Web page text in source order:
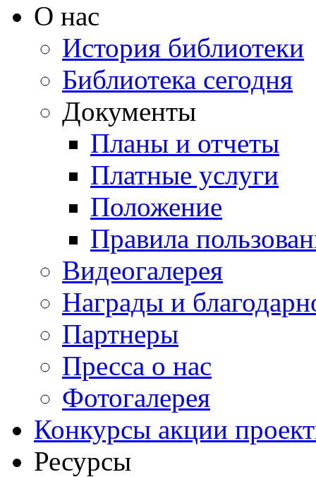
О нас
История библиотеки
Библиотека сегодня
Документы
Планы и отчеты
Платные услуги
Положение
Правила
Видеогалерея
Награды и
Партнеры
Пресса о нас
Фотогалерея
Конкурсы акции
Ресурсы